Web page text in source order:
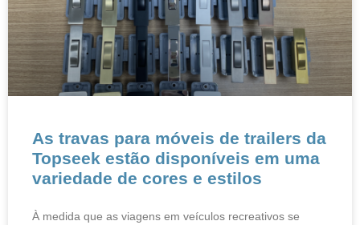
As travas para móveis de trailers da
Topseek estão disponíveis em uma
variedade de cores e estilos
À medida que as viagens em veículos recreativos se